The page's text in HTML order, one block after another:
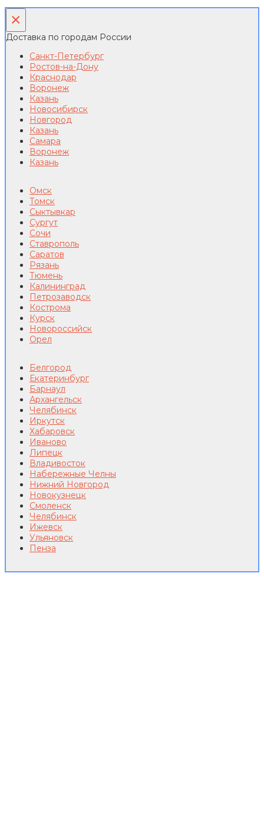
×
Доставка по городам России
Санкт-Петербург
Ростов-на-Дону
Краснодар
Воронеж
Казань
Новосибирск
Новгород
Казань
Самара
Воронеж
Казань
Омск
Томск
Сыктывкар
Сургут
Сочи
Ставрополь
Саратов
Рязань
Тюмень
Калининград
Петрозаводск
Кострома
Курск
Новороссийск
Орел
Белгород
Екатеринбург
Барнаул
Архангельск
Челябинск
Иркутск
Хабаровск
Иваново
Липецк
Владивосток
Набережные Челны
Нижний Новгород
Новокузнецк
Смоленск
Челябинск
Ижевск
Ульяновск
Пенза